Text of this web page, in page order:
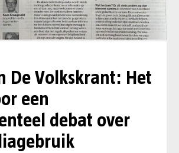
De Volkskrant: Het
een
debat over